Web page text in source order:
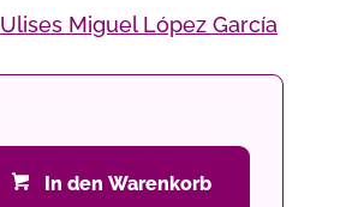
Ulises Miguel López García
In den Warenkorb